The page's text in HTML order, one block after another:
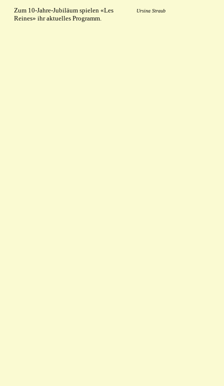
Zum 10-Jahre-Jubiläum spielen «Les
Reines» ihr aktuelles Programm.
Ursina Straub